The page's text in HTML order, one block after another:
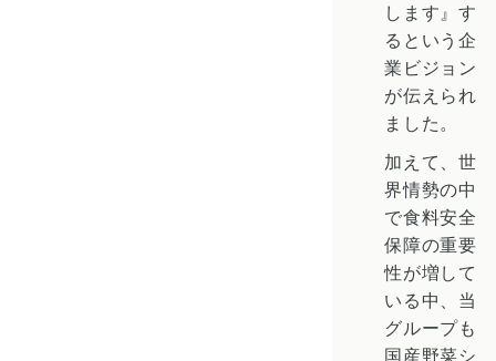
します』す
るという企
業ビジョン
が伝えられ
ました。
加えて、世
界情勢の中
で食料安全
保障の重要
性が増して
いる中、当
グループも
国産野菜シ